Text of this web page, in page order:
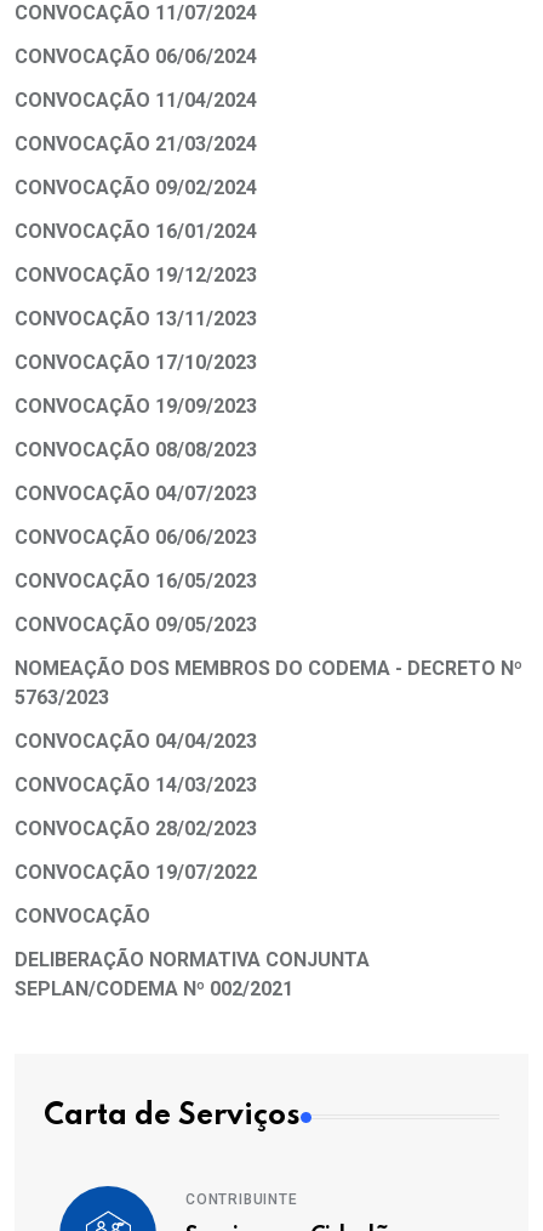
CONVOCAÇÃO 11/07/2024
CONVOCAÇÃO 06/06/2024
CONVOCAÇÃO 11/04/2024
CONVOCAÇÃO 21/03/2024
CONVOCAÇÃO 09/02/2024
CONVOCAÇÃO 16/01/2024
CONVOCAÇÃO 19/12/2023
CONVOCAÇÃO 13/11/2023
CONVOCAÇÃO 17/10/2023
CONVOCAÇÃO 19/09/2023
CONVOCAÇÃO 08/08/2023
CONVOCAÇÃO 04/07/2023
CONVOCAÇÃO 06/06/2023
CONVOCAÇÃO 16/05/2023
CONVOCAÇÃO 09/05/2023
NOMEAÇÃO DOS MEMBROS DO CODEMA - DECRETO Nº
5763/2023
CONVOCAÇÃO 04/04/2023
CONVOCAÇÃO 14/03/2023
CONVOCAÇÃO 28/02/2023
CONVOCAÇÃO 19/07/2022
CONVOCAÇÃO
DELIBERAÇÃO NORMATIVA CONJUNTA
SEPLAN/CODEMA Nº 002/2021
Carta de Serviços
CONTRIBUINTE